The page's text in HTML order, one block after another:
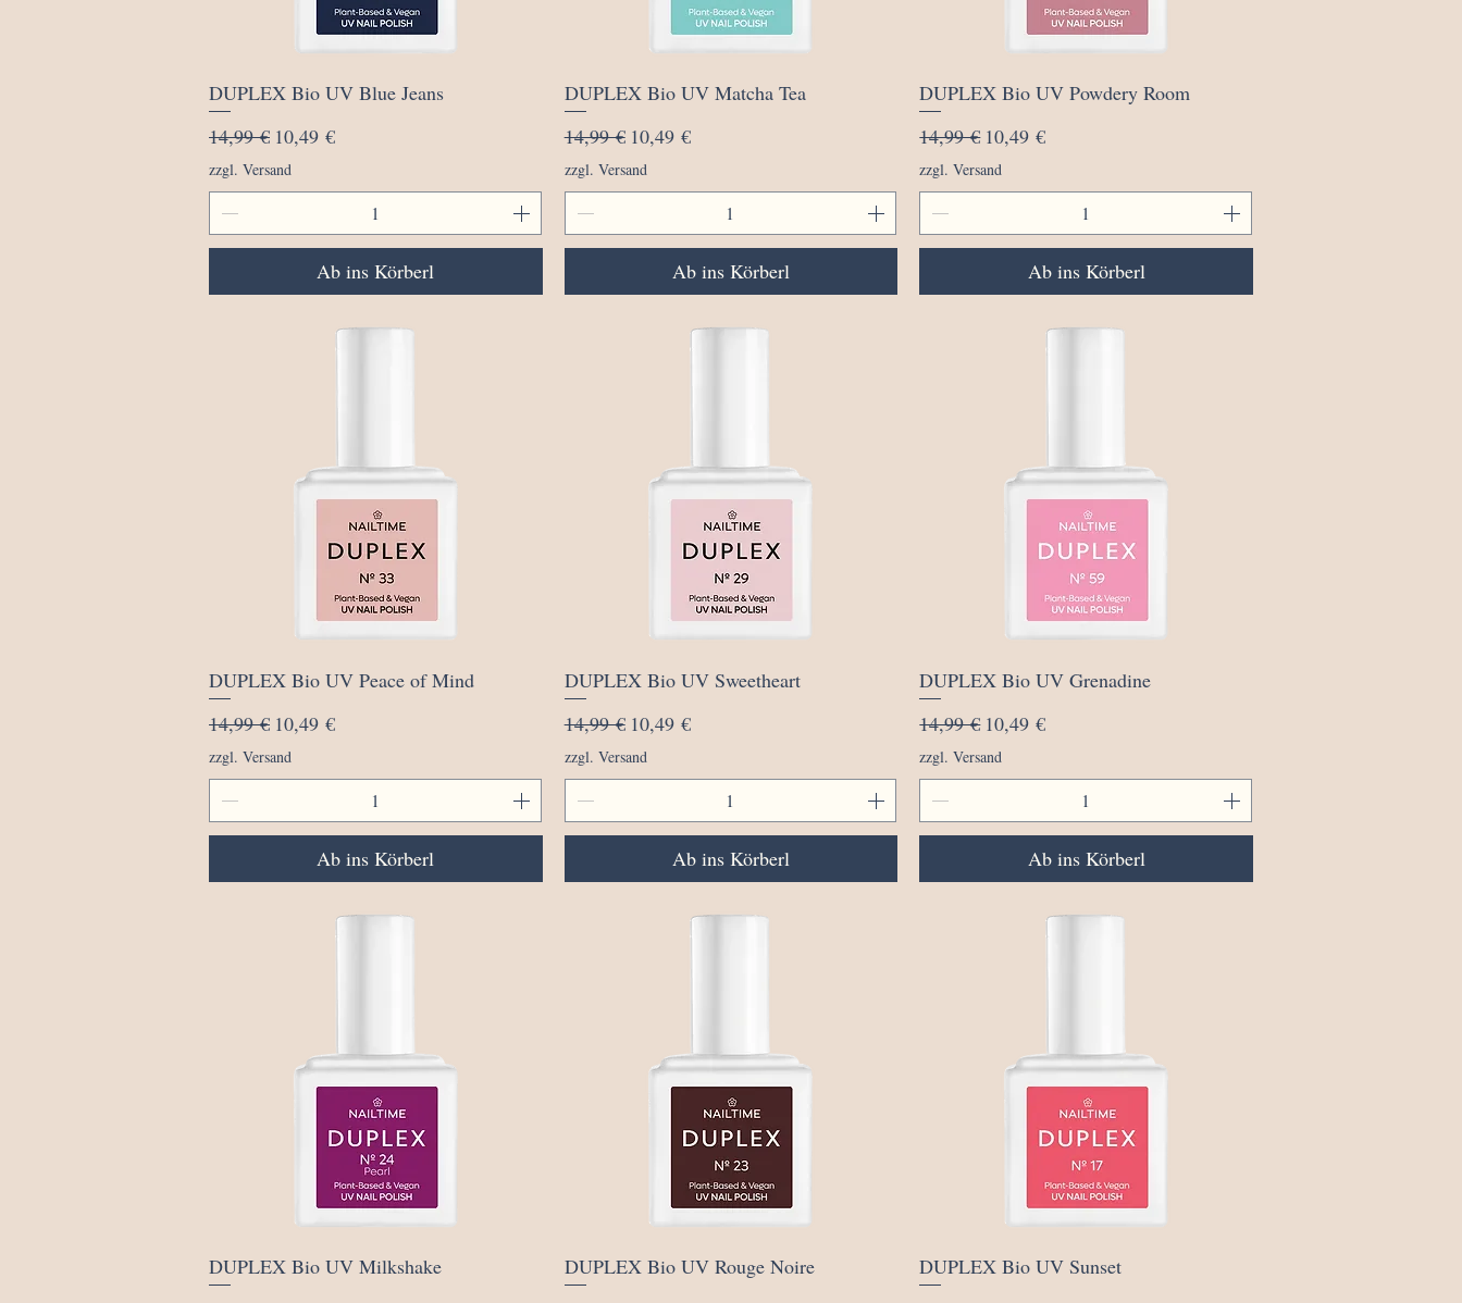
Schnellansicht
DUPLEX Bio UV Blue Jeans
Standardpreis
14,99 € Sale-Preis
10,49 €
zzgl. Versand
Ab ins Körberl
Schnellansicht
DUPLEX Bio UV Matcha Tea
Standardpreis
14,99 € Sale-Preis
10,49 €
zzgl. Versand
Ab ins Körberl
Schnellansicht
DUPLEX Bio UV Powdery Room
Standardpreis
14,99 € Sale-Preis
10,49 €
zzgl. Versand
Ab ins Körberl
Schnellansicht
DUPLEX Bio UV Peace of Mind
Standardpreis
14,99 € Sale-Preis
10,49 €
zzgl. Versand
Ab ins Körberl
Schnellansicht
DUPLEX Bio UV Sweetheart
Standardpreis
14,99 € Sale-Preis
10,49 €
zzgl. Versand
Ab ins Körberl
Schnellansicht
DUPLEX Bio UV Grenadine
Standardpreis
14,99 € Sale-Preis
10,49 €
zzgl. Versand
Ab ins Körberl
Schnellansicht
DUPLEX Bio UV Milkshake
Schnellansicht
DUPLEX Bio UV Rouge Noire
Schnellansicht
DUPLEX Bio UV Sunset